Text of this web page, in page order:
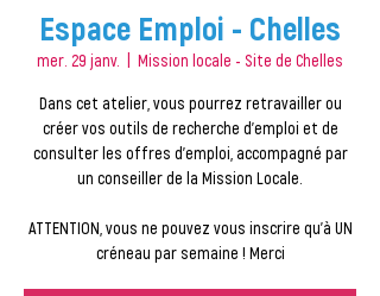
Espace Emploi - Chelles
mer. 29 janv. Mission locale - Site de Chelles
Dans cet atelier, vous pourrez retravailler ou
créer vos outils de recherche d'emploi et de
consulter les offres d'emploi, accompagné par
un conseiller de la Mission Locale.
ATTENTION, vous ne pouvez vous inscrire qu'à UN
créneau par semaine ! Merci